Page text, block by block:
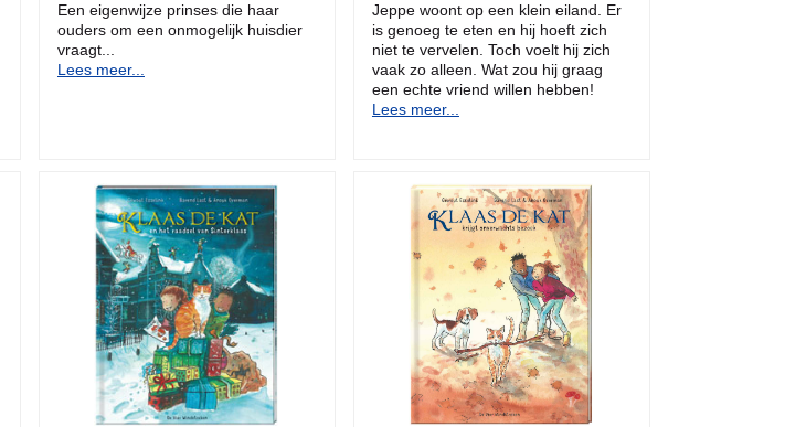
Een eigenwijze prinses die haar
ouders om een onmogelijk huisdier
vraagt...
Lees meer...
Jeppe woont op een klein eiland. Er
is genoeg te eten en hij hoeft zich
niet te vervelen. Toch voelt hij zich
vaak zo alleen. Wat zou hij graag
een echte vriend willen hebben!
Lees meer...